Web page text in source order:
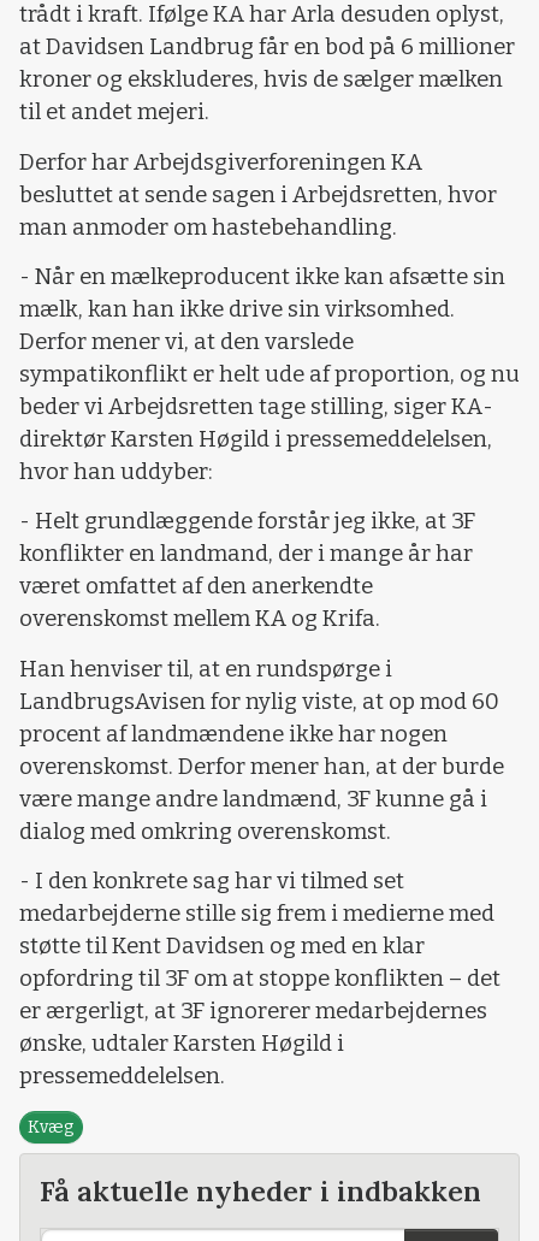
trådt i kraft. Ifølge KA har Arla desuden oplyst,
at Davidsen Landbrug får en bod på 6 millioner
kroner og ekskluderes, hvis de sælger mælken
til et andet mejeri.
Derfor har Arbejdsgiverforeningen KA
besluttet at sende sagen i Arbejdsretten, hvor
man anmoder om hastebehandling.
- Når en mælkeproducent ikke kan afsætte sin
mælk, kan han ikke drive sin virksomhed.
Derfor mener vi, at den varslede
sympatikonflikt er helt ude af proportion, og nu
beder vi Arbejdsretten tage stilling, siger KA-
direktør Karsten Høgild i pressemeddelelsen,
hvor han uddyber:
- Helt grundlæggende forstår jeg ikke, at 3F
konflikter en landmand, der i mange år har
været omfattet af den anerkendte
overenskomst mellem KA og Krifa.
Han henviser til, at en rundspørge i
LandbrugsAvisen for nylig viste, at op mod 60
procent af landmændene ikke har nogen
overenskomst. Derfor mener han, at der burde
være mange andre landmænd, 3F kunne gå i
dialog med omkring overenskomst.
- I den konkrete sag har vi tilmed set
medarbejderne stille sig frem i medierne med
støtte til Kent Davidsen og med en klar
opfordring til 3F om at stoppe konflikten – det
er ærgerligt, at 3F ignorerer medarbejdernes
ønske, udtaler Karsten Høgild i
pressemeddelelsen.
Kvæg
Få aktuelle nyheder i indbakken